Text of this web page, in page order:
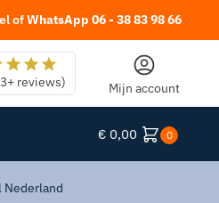
ofWhatsApp 06 - 38 83 98 66
reviews) Mijn account
€ 0,00 0